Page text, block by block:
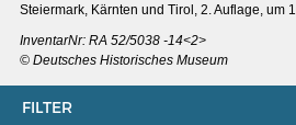
Interaktive Karte
Bildergalerie Topographia Germaniae
Impressum
FILTER
Steiermark, Kärnten und Tirol, 2. Auflage, um
InventarNr: RA 52/5038 -14<2>
© Deutsches Historisches Museum